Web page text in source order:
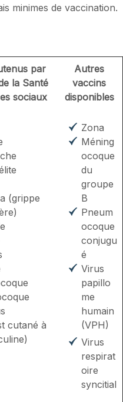
minimes de vaccination.
par
la Santé
sociaux
Autres
vaccins
disponibles
(grippe
cutané à
Zona
Méning
ocoque
du
groupe
B
Pneum
ocoque
conjugu
é
Virus
papillo
me
humain
(VPH)
Virus
respirat
oire
syncitial